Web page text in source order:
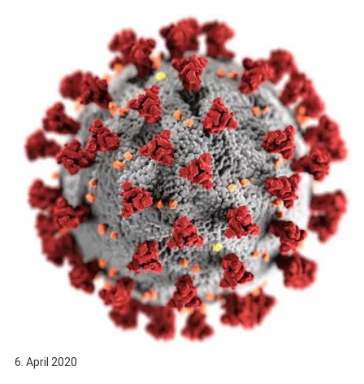
6. April 2020